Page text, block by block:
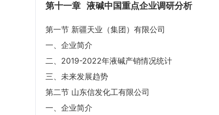
第十一章 液碱中国重点企业调研分析
第一节 新疆天业（集团）有限公司
一、企业简介
二、2019-2022年液碱产销情况统计
三、未来发展趋势
第二节 山东信发化工有限公司
一、企业简介